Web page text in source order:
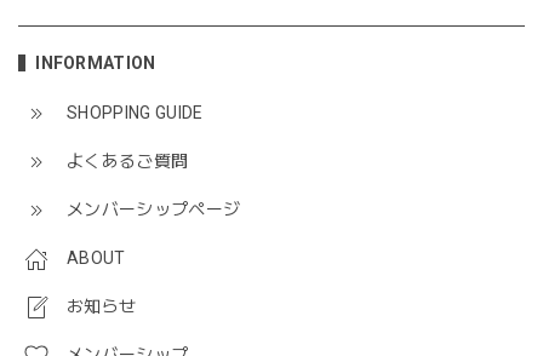
INFORMATION
SHOPPING GUIDE
よくあるご質問
メンバーシップページ
ABOUT
お知らせ